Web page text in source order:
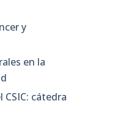
y
en la
cátedra